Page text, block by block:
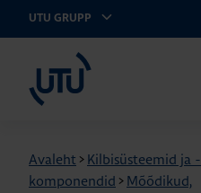
UTU GRUPP
Avaleht > Kilbisüsteemid ja -
komponendid > Mõõdikud,